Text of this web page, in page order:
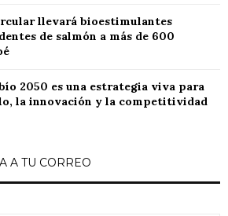
llevará bioestimulantes
de salmón a más de 600
2050 es una estrategia viva para
la innovación y la competitividad
A TU CORREO